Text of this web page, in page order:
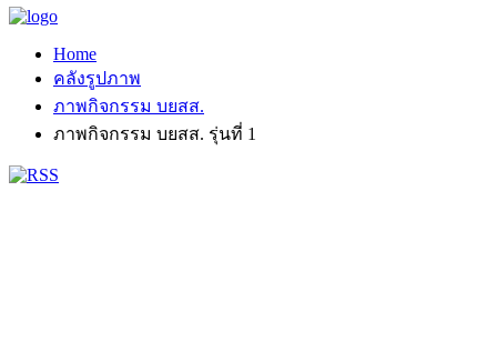
Home
คลังรูปภาพ
ภาพกิจกรรม บยสส.
ภาพกิจกรรม บยสส. รุ่นที่ 1